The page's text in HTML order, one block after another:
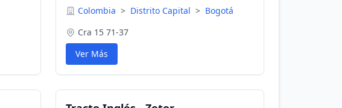
Tenjo.Todo con repuestos originales.
Colombia > Distrito Capital > Bogotá
Cra 15 71-37
Ver Más